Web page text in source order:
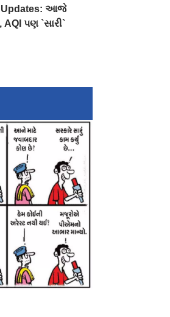
Updates: આજે
AQI પણ `સારી`